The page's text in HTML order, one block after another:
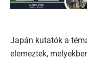
Japán kutatók a
elemeztek,